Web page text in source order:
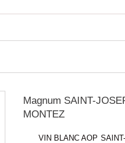
Magnum SAINT-
MONTEZ
VIN BLANC AOP SAINT-